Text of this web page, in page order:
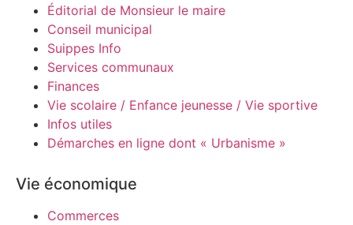
Éditorial de Monsieur le maire
Conseil municipal
Suippes Info
Services communaux
Finances
Vie scolaire / Enfance jeunesse / Vie sportive
Infos utiles
Démarches en ligne dont « Urbanisme »
Vie économique
Commerces